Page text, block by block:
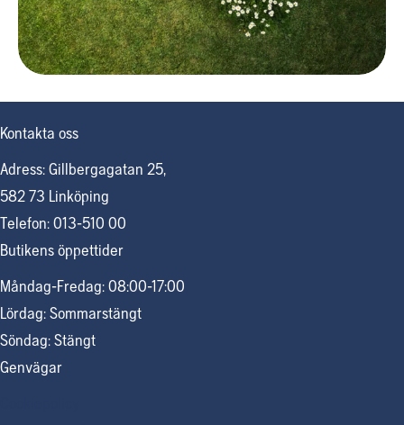
Kontakta oss
Adress: Gillbergagatan 25,
582 73 Linköping
Telefon: 013-510 00
Butikens öppettider
Måndag-Fredag: 08:00-17:00
Lördag: Sommarstängt
Söndag: Stängt
Genvägar